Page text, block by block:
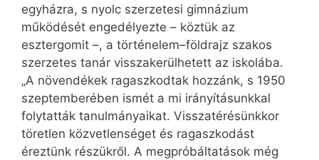
egyházra, s nyolc szerzetesi gimnázium
működését engedélyezte – köztük az
esztergomit –, a történelem–földrajz szakos
szerzetes tanár visszakerülhetett az iskolába.
„A növendékek ragaszkodtak hozzánk, s 1950
szeptemberében ismét a mi irányításunkkal
folytatták tanulmányaikat. Visszatérésünkkor
töretlen közvetlenséget és ragaszkodást
éreztünk részükről. A megpróbáltatások még